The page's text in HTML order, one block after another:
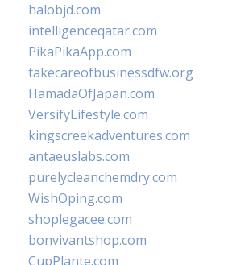
halobjd.com
intelligenceqatar.com
PikaPikaApp.com
takecareofbusinessdfw.org
HamadaOfJapan.com
VersifyLifestyle.com
kingscreekadventures.com
antaeuslabs.com
purelycleanchemdry.com
WishOping.com
shoplegacee.com
bonvivantshop.com
CupPlante.com